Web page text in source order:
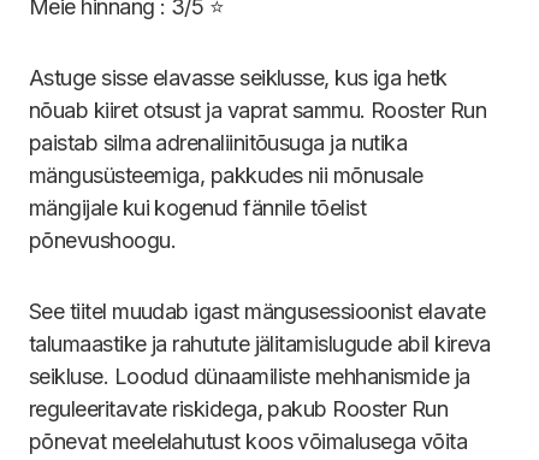
Meie hinnang : 3/5 ⭐
Astuge sisse elavasse seiklusse, kus iga hetk
nõuab kiiret otsust ja vaprat sammu. Rooster Run
paistab silma adrenaliinitõusuga ja nutika
mängusüsteemiga, pakkudes nii mõnusale
mängijale kui kogenud fännile tõelist
põnevushoogu.
See tiitel muudab igast mängusessioonist elavate
talumaastike ja rahutute jälitamislugude abil kireva
seikluse. Loodud dünaamiliste mehhanismide ja
reguleeritavate riskidega, pakub Rooster Run
põnevat meelelahutust koos võimalusega võita